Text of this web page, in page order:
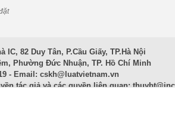
IC, 82 Duy Tân, P.Cầu Giấy, TP.Hà Nội
Phường Đức Nhuận, TP. Hồ Chí Minh
- Email: cskh@luatvietnam.vn
tác giả và các quyền liên quan: